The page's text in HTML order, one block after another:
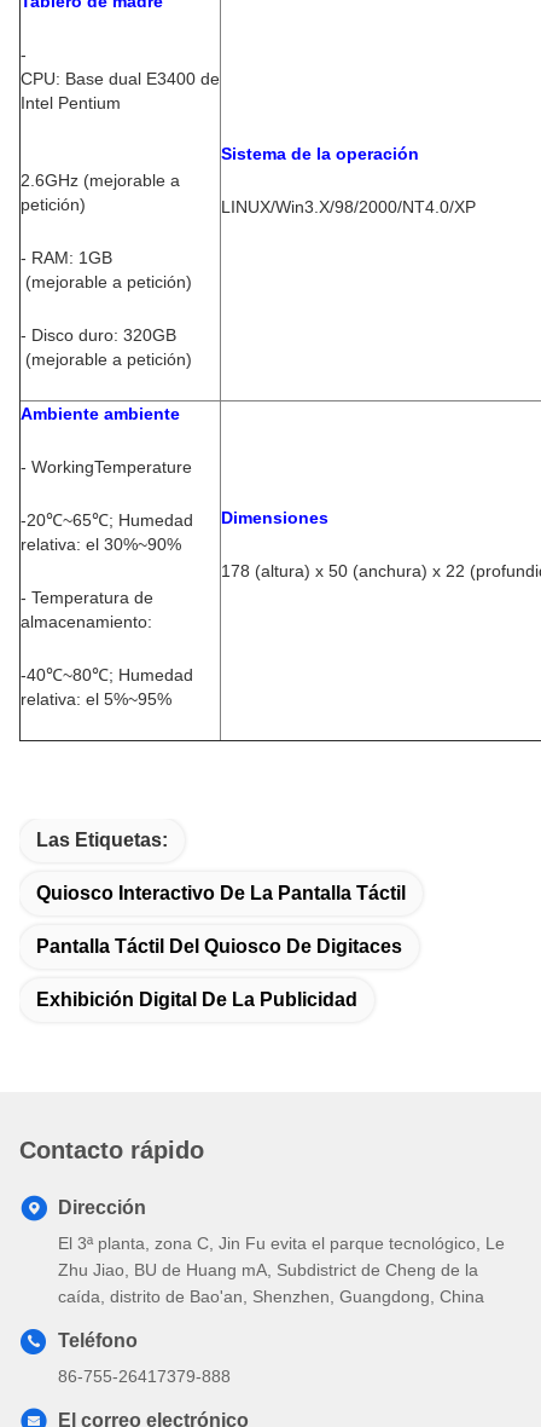
-
CPU: Base dual E3400 de
Intel Pentium
2.6GHz (mejorable a
petición)
- RAM: 1GB
(mejorable a petición)
- Disco duro: 320GB
(mejorable a petición)
Sistema de la operación
LINUX/Win3.X/98/2000/NT4.0/XP
Ambiente ambiente
- WorkingTemperature
-20℃~65℃; Humedad
relativa: el 30%~90%
- Temperatura de
almacenamiento:
-40℃~80℃; Humedad
relativa: el 5%~95%
Dimensiones
178 (altura) x 50 (anchura) x 22
Las Etiquetas:
Quiosco Interactivo De La Pantalla Táctil
Pantalla Táctil Del Quiosco De Digitaces
Exhibición Digital De La Publicidad
Contacto rápido
Dirección
El 3ª planta, zona C, Jin Fu evita el parque tecnológico, Le
Zhu Jiao, BU de Huang mA, Subdistrict de Cheng de la
caída, distrito de Bao'an, Shenzhen, Guangdong, China
Teléfono
86-755-26417379-888
El correo electrónico